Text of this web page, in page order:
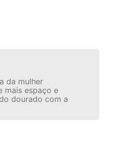
da mulher
mais espaço e
dourado com a